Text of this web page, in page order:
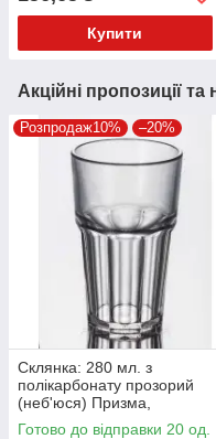
Купити
Акційні пропозиції та
Розпродаж10% –20%
Склянка: 280 мл. з
полікарбонату прозорий
(неб'юся) Призма,
GastroPlast
Готово до відправки 20 од.